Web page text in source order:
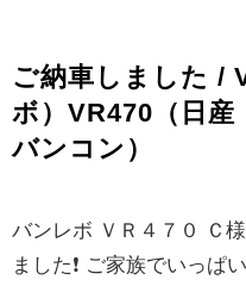
ご納車しました /
ボ）VR470（日産
バンコン）
バンレボ ＶＲ４７０ Ｃ
ました❗ ご家族でいっぱ